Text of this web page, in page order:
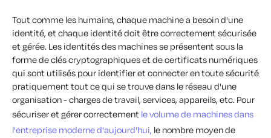
Tout comme les humains, chaque machine a besoin d'une
identité, et chaque identité doit être correctement sécurisée
et gérée. Les identités des machines se présentent sous la
forme de clés cryptographiques et de certificats numériques
qui sont utilisés pour identifier et connecter en toute sécurité
pratiquement tout ce qui se trouve dans le réseau d'une
organisation - charges de travail, services, appareils, etc. Pour
sécuriser et gérer correctement le volume de machines dans
l'entreprise moderne d'aujourd'hui, le nombre moyen de